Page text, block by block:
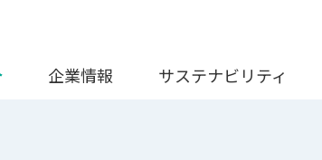
企業情報 サステナビリティ